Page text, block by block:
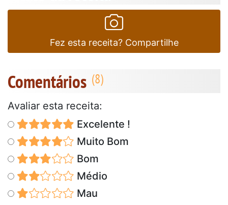
Fez esta receita? Compartilhe
Comentários
Avaliar esta receita:
Excelente !
Muito Bom
Bom
Médio
Mau